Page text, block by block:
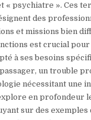
« psychiatre ». Ces
des
et missions bien
est crucial
à ses besoins
un trouble
nécessitant une
en profondeur
sur des exemples